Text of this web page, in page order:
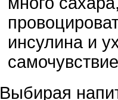
инсулина и
Выбирая